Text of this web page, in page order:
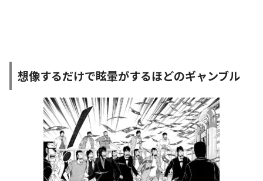
想像するだけで眩暈がするほどのギャンブル